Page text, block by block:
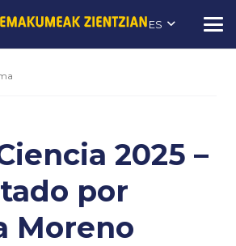
ES
2025 –
por
Moreno